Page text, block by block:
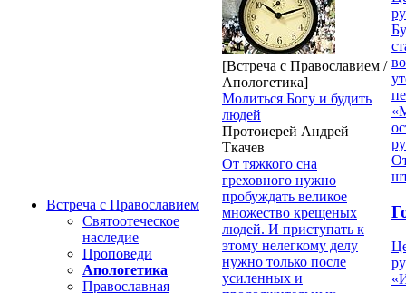
Встреча с Православием
Святоотеческое
наследие
Проповеди
Апологетика
Православная
[Встреча с Православием /
Апологетика]
Молиться Богу и будить
людей
Протоиерей Андрей
Ткачев
От тяжкого сна
греховного нужно
пробуждать великое
множество крещеных
людей. И приступать к
этому нелегкому делу
нужно только после
усиленных и